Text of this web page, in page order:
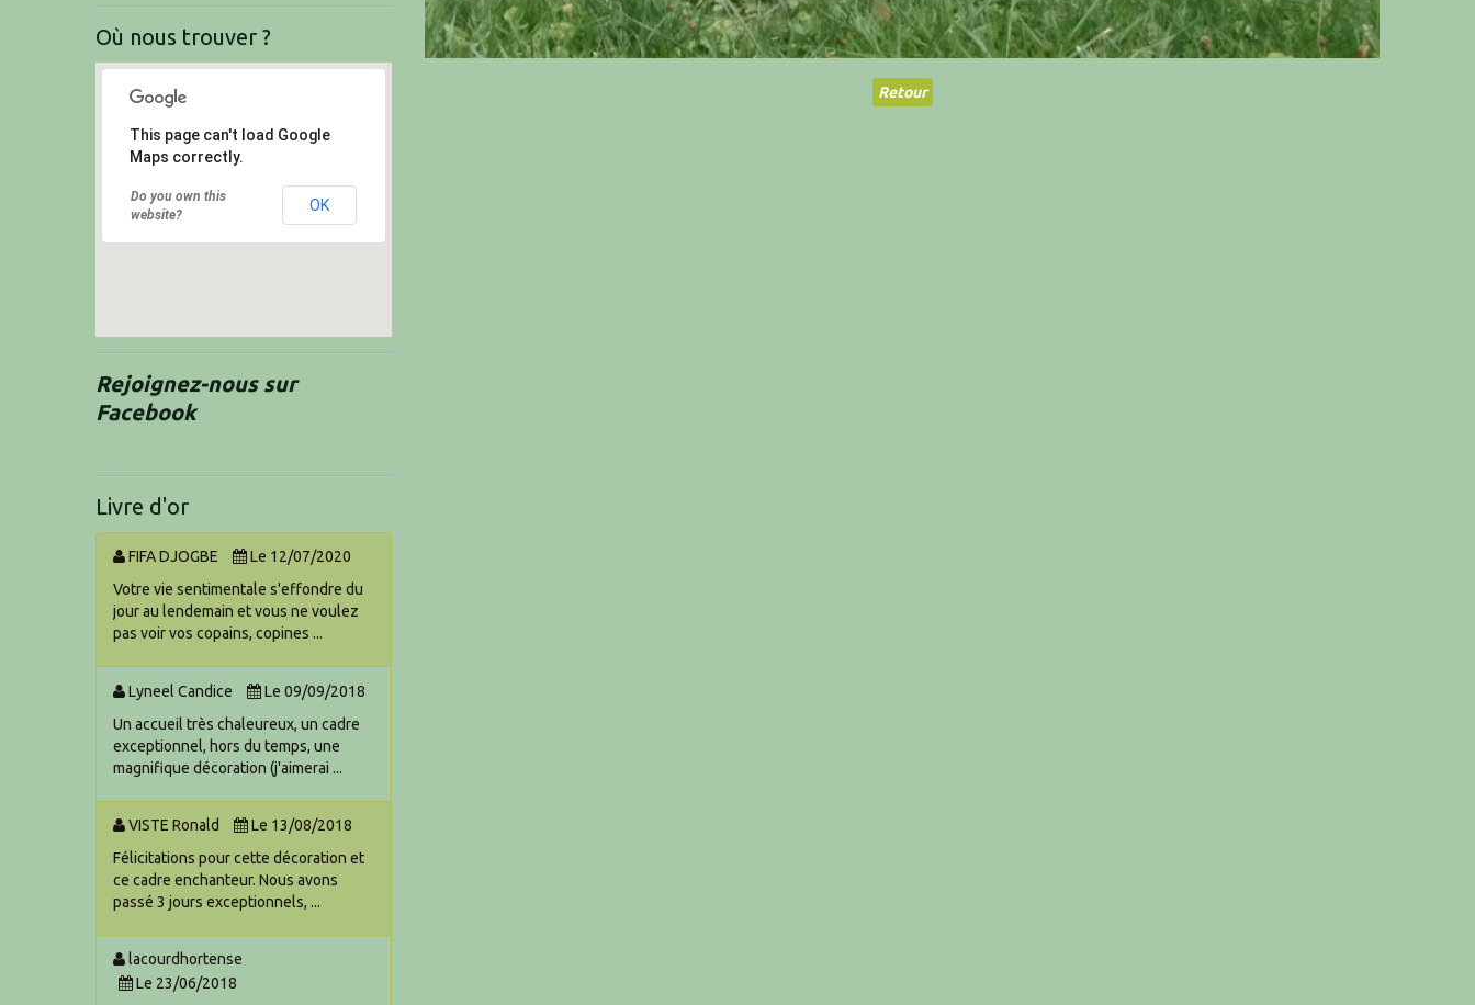
Où nous trouver ?
This page can't load Google
Maps correctly.
Do you own this
website?
OK
Rejoignez-nous sur
Facebook
Livre d'or
FIFA DJOGBE
Le 12/07/2020
Votre vie sentimentale s'effondre du
jour au lendemain et vous ne voulez
pas voir vos copains, copines ...
Lyneel Candice
Le 09/09/2018
Un accueil très chaleureux, un cadre
exceptionnel, hors du temps, une
magnifique décoration (j'aimerai ...
VISTE Ronald
Le 13/08/2018
Félicitations pour cette décoration et
ce cadre enchanteur. Nous avons
passé 3 jours exceptionnels, ...
lacourdhortense
Le 23/06/2018
Retour